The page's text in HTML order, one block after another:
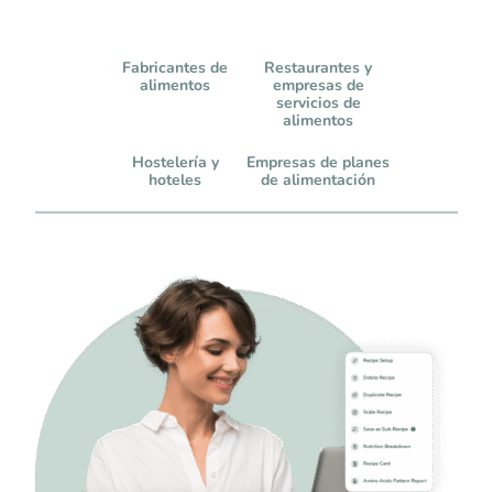
Fabricantes de
alimentos
Restaurantes y
empresas de
servicios de
alimentos
Hostelería y
hoteles
Empresas de planes
de alimentación